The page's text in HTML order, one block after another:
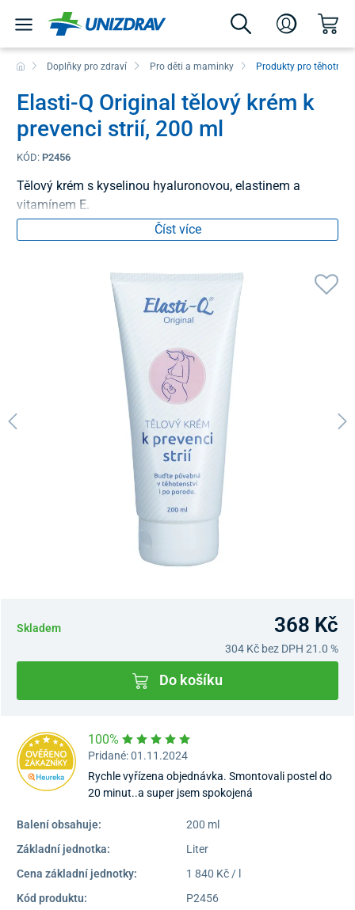
Doplňky pro zdraví Pro děti a maminky Produkty pro těhotné
Elasti-Q Original tělový krém k
prevenci strií, 200 ml
KÓD: P2456
Tělový krém s kyselinou hyaluronovou, elastinem a
vitamínem E.
Číst více
Skladem 368 Kč
304 Kč bez DPH 21.0 %
Do košíku
100%
Pridané: 01.11.2024
Rychle vyřízena objednávka. Smontovali postel do
20 minut..a super jsem spokojená
Balení obsahuje:
200 ml
Základní jednotka:
Liter
Cena základní jednotky:
1 840 Kč / l
Kód produktu:
P2456